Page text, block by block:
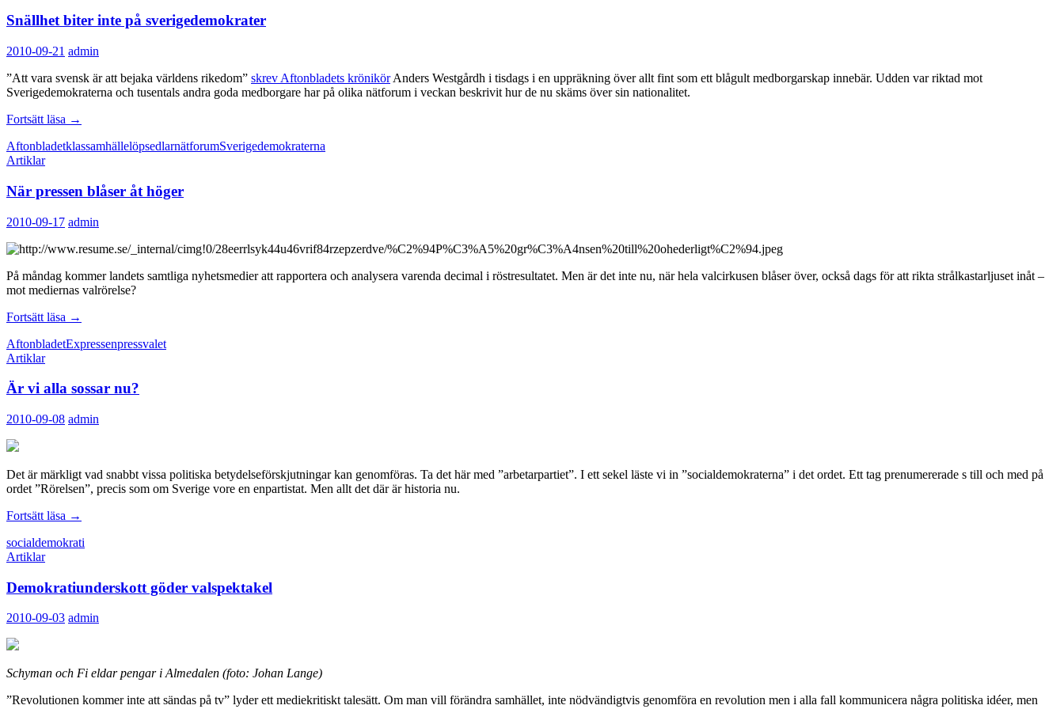
Snällhet biter inte på sverigedemokrater
2010-09-21 admin
”Att vara svensk är att bejaka världens rikedom” skrev Aftonbladets krönikörAnders Westgårdh i tisdags i en uppräkning över allt fint som ett blågult medborgarskap innebär. Udden var riktad mot
Sverigedemokraterna och tusentals andra goda medborgare har på olika nätforum i veckan beskrivit hur de nu skäms över sin nationalitet.
Fortsätt läsa Snällhet
inte
→
AftonbladetklassamhällelöpsedlarnätforumSverigedemokraterna
Artiklar
När pressen blåser åt höger
2010-09-17 admin
På måndag kommer landets samtliga nyhetsmedier att rapportera och analysera varenda decimal i röstresultatet. Men är det inte nu, när hela valcirkusen blåser över, också dags för att rikta strålkastarljuset inåt –
mot mediernas valrörelse?
Fortsätt läsa När
blåser
→
AftonbladetExpressenpressvalet
Artiklar
Är vi alla sossar nu?
2010-09-08 admin
Det är märkligt vad snabbt vissa politiska betydelseförskjutningar kan genomföras. Ta det här med ”arbetarpartiet”. I ett sekel läste vi in ”socialdemokraterna” i det ordet. Ett tag prenumererade s till och med på
ordet ”Rörelsen”, precis som om Sverige vore en enpartistat. Men allt det där är historia nu.
Fortsätt läsa Är
alla
→
socialdemokrati
Artiklar
Demokratiunderskott göder valspektakel
2010-09-03 admin
Schyman och Fi eldar pengar i Almedalen (foto: Johan Lange)
”Revolutionen kommer inte att sändas på tv” lyder ett mediekritiskt talesätt. Om man vill förändra samhället, inte nödvändigtvis genomföra en revolution men i alla fall kommunicera några politiska idéer, men